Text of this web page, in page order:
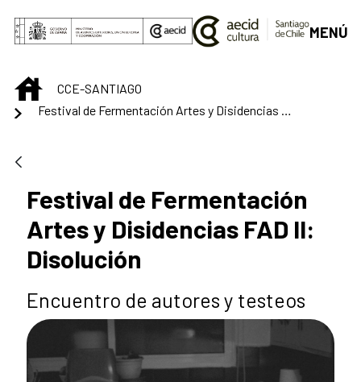
Saltar al contenido principal
MENÚ
INICIOCCE-SANTIAGO
Festival de Fermentación
Artes y Disidencias FAD II:
Disolución
Encuentro de autores y testeos